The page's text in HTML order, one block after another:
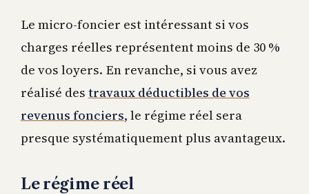
Le micro-foncier est intéressant si vos
charges réelles représentent moins de 30 %
de vos loyers. En revanche, si vous avez
réalisé des travaux déductibles de vos
revenus fonciers, le régime réel sera
presque systématiquement plus avantageux.
Le régime réel